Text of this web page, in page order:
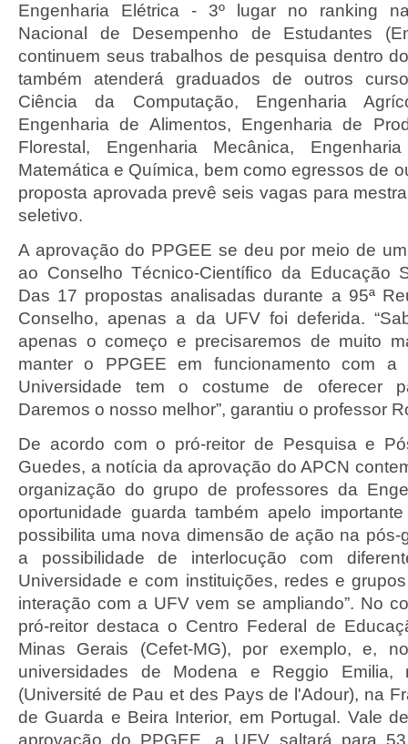
Engenharia Elétrica - 3º lugar no ranking
Nacional de Desempenho de Estudantes
continuem seus trabalhos de pesquisa dentro
também atenderá graduados de outros
Ciência da Computação, Engenharia
Engenharia de Alimentos, Engenharia de
Florestal, Engenharia Mecânica,
Matemática e Química, bem como egressos de
proposta aprovada prevê seis vagas para
seletivo.
A aprovação do PPGEE se deu por meio de
ao Conselho Técnico-Científico da Educação
Das 17 propostas analisadas durante a 95ª
Conselho, apenas a da UFV foi deferida.
apenas o começo e precisaremos de muito
manter o PPGEE em funcionamento com a
Universidade tem o costume de oferecer
Daremos o nosso melhor”, garantiu o professor
De acordo com o pró-reitor de Pesquisa e
Guedes, a notícia da aprovação do APCN
organização do grupo de professores da
oportunidade guarda também apelo
possibilita uma nova dimensão de ação na pós-
a possibilidade de interlocução com
Universidade e com instituições, redes e
interação com a UFV vem se ampliando”. No
pró-reitor destaca o Centro Federal de
Minas Gerais (Cefet-MG), por exemplo, e,
universidades de Modena e Reggio
(Université de Pau et des Pays de l'Adour), na
de Guarda e Beira Interior, em Portugal. Vale
aprovação do PPGEE, a UFV saltará para